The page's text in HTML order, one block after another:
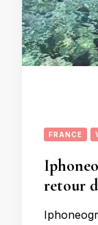
FRANCE
retour